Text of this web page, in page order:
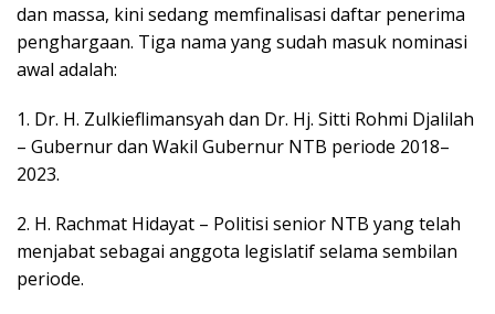
dan massa, kini sedang memfinalisasi daftar penerima
penghargaan. Tiga nama yang sudah masuk nominasi
awal adalah:
1. Dr. H. Zulkieflimansyah dan Dr. Hj. Sitti Rohmi Djalilah
– Gubernur dan Wakil Gubernur NTB periode 2018–
2023.
2. H. Rachmat Hidayat – Politisi senior NTB yang telah
menjabat sebagai anggota legislatif selama sembilan
periode.